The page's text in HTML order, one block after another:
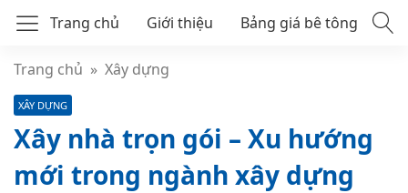
Trang chủ Giới thiệu Bảng giá bê tông
Bê tông thương phẩm
Trang chủ » Xây dựng
XÂY DỰNG
Xây nhà trọn gói – Xu hướng
mới trong ngành xây dựng